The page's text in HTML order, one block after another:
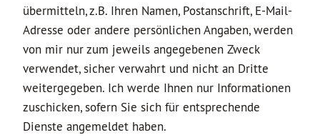
übermitteln, z.B. Ihren Namen, Postanschrift, E-Mail-
Adresse oder andere persönlichen Angaben, werden
von mir nur zum jeweils angegebenen Zweck
verwendet, sicher verwahrt und nicht an Dritte
weitergegeben. Ich werde Ihnen nur Informationen
zuschicken, sofern Sie sich für entsprechende
Dienste angemeldet haben.